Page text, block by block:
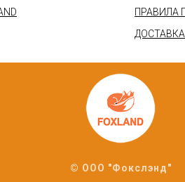
ПРАВИЛА
© ООО "Фокслэнд"